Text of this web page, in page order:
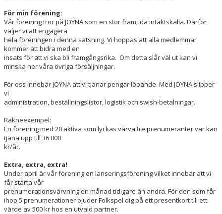
För min förening:
Vår förening tror på JOYNA som en stor framtida intäktskälla. Därför
väljer vi att engagera
hela föreningen i denna satsning. Vi hoppas att alla medlemmar
kommer att bidra med en
insats för att vi ska bli framgångsrika. Om detta slår väl ut kan vi
minska ner våra övriga försäljningar.
För oss innebär JOYNA att vi tjänar pengar löpande. Med JOYNA slipper
vi
administration, beställningslistor, logistik och swish-betalningar.
Räkneexempel:
En förening med 20 aktiva som lyckas värva tre prenumeranter var kan
tjäna upp till 36 000
kr/år.
Extra, extra, extra!
Under april är vår förening en lanseringsförening vilket innebär att vi
får starta vår
prenumerationsvärvning en månad tidigare än andra. För den som får
ihop 5 prenumerationer bjuder Folkspel dig på ett presentkort till ett
värde av 500 kr hos en utvald partner.